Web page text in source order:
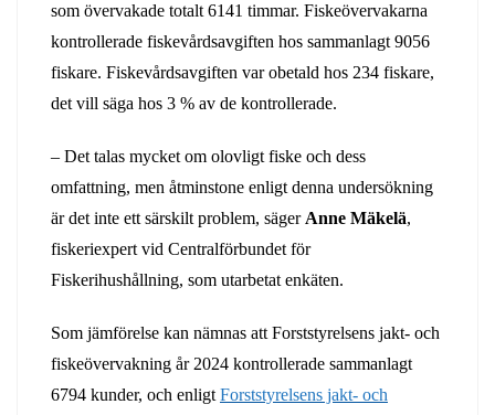
som övervakade totalt 6141 timmar. Fiskeövervakarna
kontrollerade fiskevårdsavgiften hos sammanlagt 9056
fiskare. Fiskevårdsavgiften var obetald hos 234 fiskare,
det vill säga hos 3 % av de kontrollerade.
– Det talas mycket om olovligt fiske och dess
omfattning, men åtminstone enligt denna undersökning
är det inte ett särskilt problem, säger Anne Mäkelä,
fiskeriexpert vid Centralförbundet för
Fiskerihushållning, som utarbetat enkäten.
Som jämförelse kan nämnas att Forststyrelsens jakt- och
fiskeövervakning år 2024 kontrollerade sammanlagt
6794 kunder, och enligt Forststyrelsens jakt- och